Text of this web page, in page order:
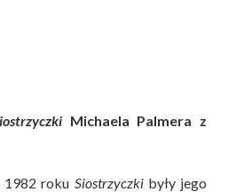
Michaela Palmera z
1982 roku Siostrzyczkibyły jego